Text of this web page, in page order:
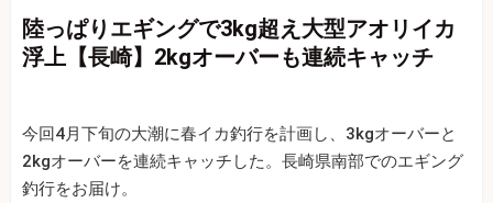
陸っぱりエギングで3kg超え大型アオリイカ
浮上【長崎】2kgオーバーも連続キャッチ
今回4月下旬の大潮に春イカ釣行を計画し、3kgオーバーと
2kgオーバーを連続キャッチした。長崎県南部でのエギング
釣行をお届け。